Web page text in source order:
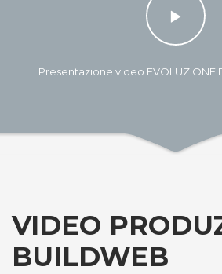
Presentazione video EVOLUZIONE
VIDEO
BUILDWEB